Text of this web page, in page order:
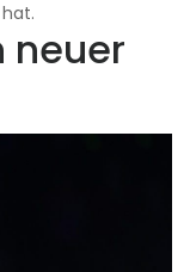
neuer